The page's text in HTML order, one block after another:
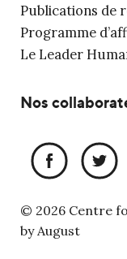
Publications de
Programme
Le Leader
Nos
© 2026 Centre
by August